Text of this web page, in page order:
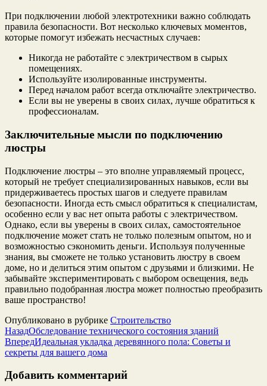
При подключении любой электротехники важно соблюдать
правила безопасности. Вот несколько ключевых моментов,
которые помогут избежать несчастных случаев:
Никогда не работайте с электричеством в сырых
помещениях.
Используйте изолированные инструменты.
Перед началом работ всегда отключайте электричество.
Если вы не уверены в своих силах, лучше обратиться к
профессионалам.
Заключительные мысли по подключению
люстры
Подключение люстры – это вполне управляемый процесс,
который не требует специализированных навыков, если вы
придерживаетесь простых шагов и следуете правилам
безопасности. Иногда есть смысл обратиться к специалистам,
особенно если у вас нет опыта работы с электричеством.
Однако, если вы уверены в своих силах, самостоятельное
подключение может стать не только полезным опытом, но и
возможностью сэкономить деньги. Используя полученные
знания, вы сможете не только установить люстру в своем
доме, но и делиться этим опытом с друзьями и близкими. Не
забывайте экспериментировать с выбором освещения, ведь
правильно подобранная люстра может полностью преобразить
ваше пространство!
Опубликовано в рубрике Строительство
НазадОбследование технического состояния зданий
ВпередИдеальная укладка деревянного пола: Советы и
секреты для вашего дома
Добавить комментарий